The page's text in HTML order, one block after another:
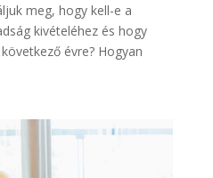
meg, hogy kell-e a
kivételéhez és hogy
évre? Hogyan